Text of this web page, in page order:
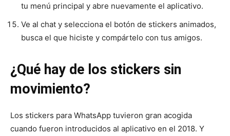
tu menú principal y abre nuevamente el aplicativo.
Ve al chat y selecciona el botón de stickers animados,
busca el que hiciste y compártelo con tus amigos.
¿Qué hay de los stickers sin
movimiento?
Los stickers para WhatsApp tuvieron gran acogida
cuando fueron introducidos al aplicativo en el 2018. Y